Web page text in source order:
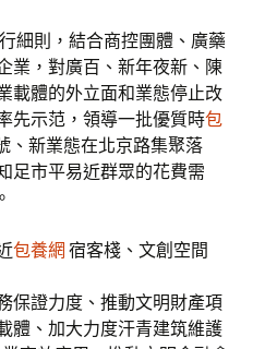
細則，結合商控團體、廣藥
業，對廣百、新年夜新、陳
載體的外立面和業態停止改
先示范，領導一批優質時包
、新業態在北京路集聚落
足市平易近群眾的花費需
包養網 宿客棧、文創空間
保證力度、推動文明財產項
體、加大力度汗青建筑維護